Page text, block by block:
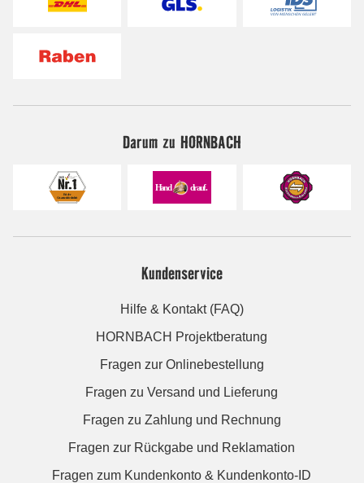
Darum zu HORNBACH
Kundenservice
Hilfe & Kontakt (FAQ)
HORNBACH Projektberatung
Fragen zur Onlinebestellung
Fragen zu Versand und Lieferung
Fragen zu Zahlung und Rechnung
Fragen zur Rückgabe und Reklamation
Fragen zum Kundenkonto & Kundenkonto-ID